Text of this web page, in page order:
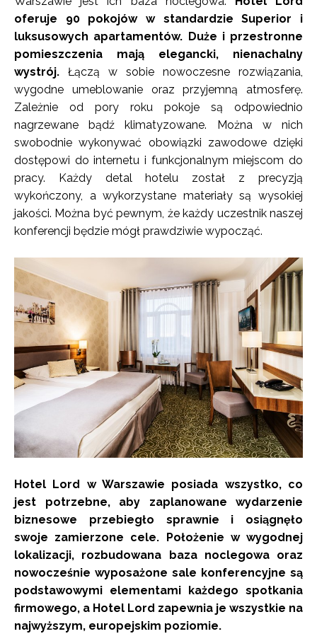
oferuje 90 pokojów w standardzie Superior i
luksusowych apartamentów. Duże i przestronne
pomieszczenia mają elegancki, nienachalny
wystrój. Łączą w sobie nowoczesne rozwiązania,
wygodne umeblowanie oraz przyjemną atmosferę.
Zależnie od pory roku pokoje są odpowiednio
nagrzewane bądź klimatyzowane. Można w nich
swobodnie wykonywać obowiązki zawodowe dzięki
dostępowi do internetu i funkcjonalnym miejscom do
pracy. Każdy detal hotelu został z precyzją
wykończony, a wykorzystane materiały są wysokiej
jakości. Można być pewnym, że każdy uczestnik naszej
konferencji będzie mógł prawdziwie wypocząć.
Hotel Lord w Warszawie posiada wszystko, co
jest potrzebne, aby zaplanowane wydarzenie
biznesowe przebiegło sprawnie i osiągnęło
swoje zamierzone cele. Położenie w wygodnej
lokalizacji, rozbudowana baza noclegowa oraz
nowocześnie wyposażone sale konferencyjne są
podstawowymi elementami każdego spotkania
firmowego, a Hotel Lord zapewnia je wszystkie na
najwyższym, europejskim poziomie.